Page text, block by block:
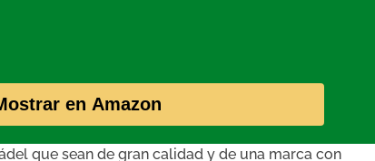
en Amazon
que sean de gran calidad y de una marca con